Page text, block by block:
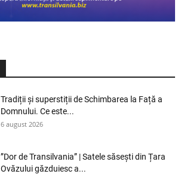
Tradiții și superstiții de Schimbarea la Față a
Domnului. Ce este...
6 august 2026
”Dor de Transilvania” | Satele săsești din Țara
Ovăzului găzduiesc a...